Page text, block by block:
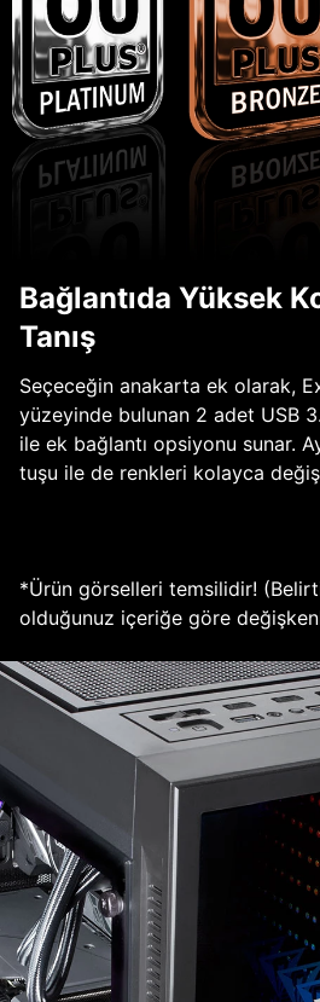
Bağlantıda Yüksek
Tanış
Seçeceğin anakarta ek olarak,
yüzeyinde bulunan 2 adet USB
ile ek bağlantı opsiyonu sunar.
tuşu ile de renkleri kolayca
*Ürün görselleri temsilidir!
olduğunuz içeriğe göre